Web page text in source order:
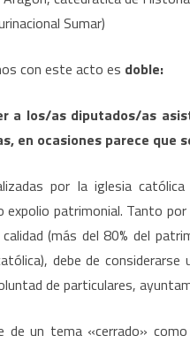
Sumar)
con este acto es doble:
a los/as diputados/as
en ocasiones parece que
por la iglesia
patrimonial. Tanto
(más del 80% del
debe de
de particulares,
de un tema «cerrado»